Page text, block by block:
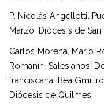
P. Nicolás Angellotti.
Marzo. Diócesis de San
Carlos Morena, Mario
Romanín, Salesianos,
franciscana. Bea
Diócesis de Quilmes.